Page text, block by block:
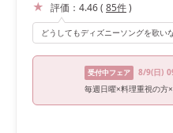
評価： 4.46( 85件)
受付中フェア 8/9(日)
毎週日曜×料理重視の方